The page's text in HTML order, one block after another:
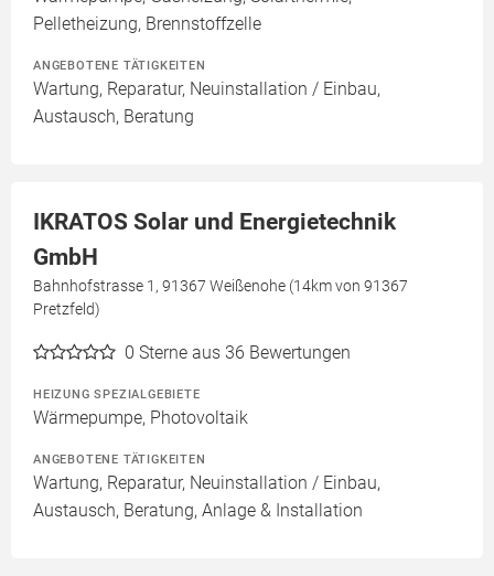
Pelletheizung, Brennstoffzelle
ANGEBOTENE TÄTIGKEITEN
Wartung, Reparatur, Neuinstallation / Einbau,
Austausch, Beratung
IKRATOS Solar und Energietechnik
GmbH
Bahnhofstrasse 1, 91367 Weißenohe (14km von 91367
Pretzfeld)
0 Sterne aus 36 Bewertungen
HEIZUNG SPEZIALGEBIETE
Wärmepumpe, Photovoltaik
ANGEBOTENE TÄTIGKEITEN
Wartung, Reparatur, Neuinstallation / Einbau,
Austausch, Beratung, Anlage & Installation